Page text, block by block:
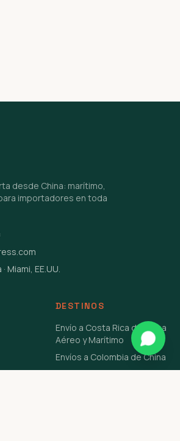
desde China: marítimo,
importadores en toda
Miami, EE.UU.
DESTINOS
Envío a Costa Rica de China
Aéreo y Marítimo
Envíos a Colombia de China